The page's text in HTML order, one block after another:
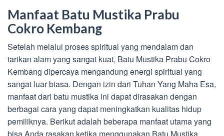
Manfaat Batu Mustika Prabu
Cokro Kembang
Setelah melalui proses spiritual yang mendalam dan
tarikan alam yang sangat kuat, Batu Mustika Prabu Cokro
Kembang dipercaya mengandung energi spiritual yang
sangat luar biasa. Dengan izin dari Tuhan Yang Maha Esa,
manfaat dari batu mustika ini dapat dirasakan dengan
berbagai cara yang dapat meningkatkan kualitas hidup
pemiliknya. Berikut adalah beberapa manfaat utama yang